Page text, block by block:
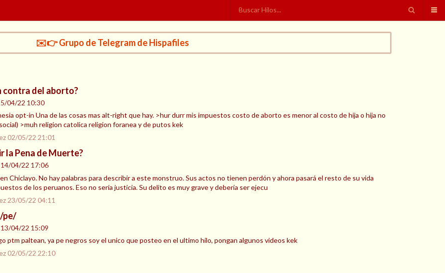
✉️👉 Grupo de Telegram de Hispafiles
contra del aborto?
04/22 10:30
opt-in Una de las cosas mas alt-right que hay. >hur durr mis impuestos costo de aborto es menor al costo de hija o hija no
>muh religion catolica religion foranea y de putos kek
02/05/22 21:01
la Pena de Muerte?
14/04/22 17:06
Chiclayo. No hay palabras para describir a este monstruo. Sus actos no tienen perdón y ahora pasará el resto de su vida
de los peruanos. Eso no sería justicia. Su delito es muy grave y debería ser ejecu
23/05/22 04:11
pe/
13/04/22 15:09
ptm paltean, ya pe negros soy el unico que posteo en el ultimo hilo, pongan algunos videos kek
02/05/22 22:10